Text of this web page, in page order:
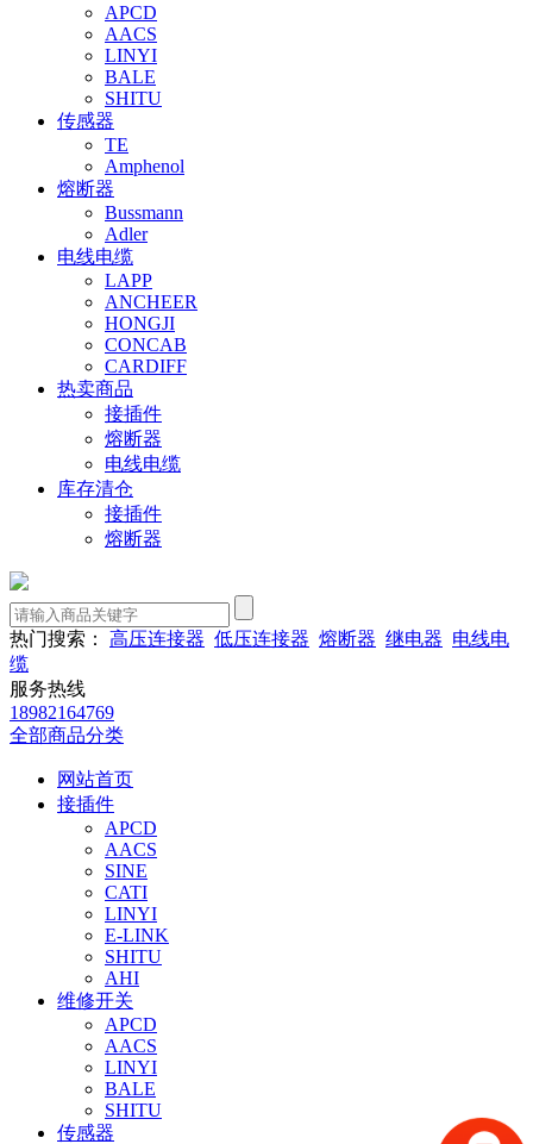
APCD
AACS
LINYI
BALE
SHITU
传感器
TE
Amphenol
熔断器
Bussmann
Adler
电线电缆
LAPP
ANCHEER
HONGJI
CONCAB
CARDIFF
热卖商品
接插件
熔断器
电线电缆
库存清仓
接插件
熔断器
热门搜索： 高压连接器 低压连接器 熔断器 继电器 电线电
缆
服务热线
18982164769
全部商品分类
网站首页
接插件
APCD
AACS
SINE
CATI
LINYI
E-LINK
SHITU
AHI
维修开关
APCD
AACS
LINYI
BALE
SHITU
传感器